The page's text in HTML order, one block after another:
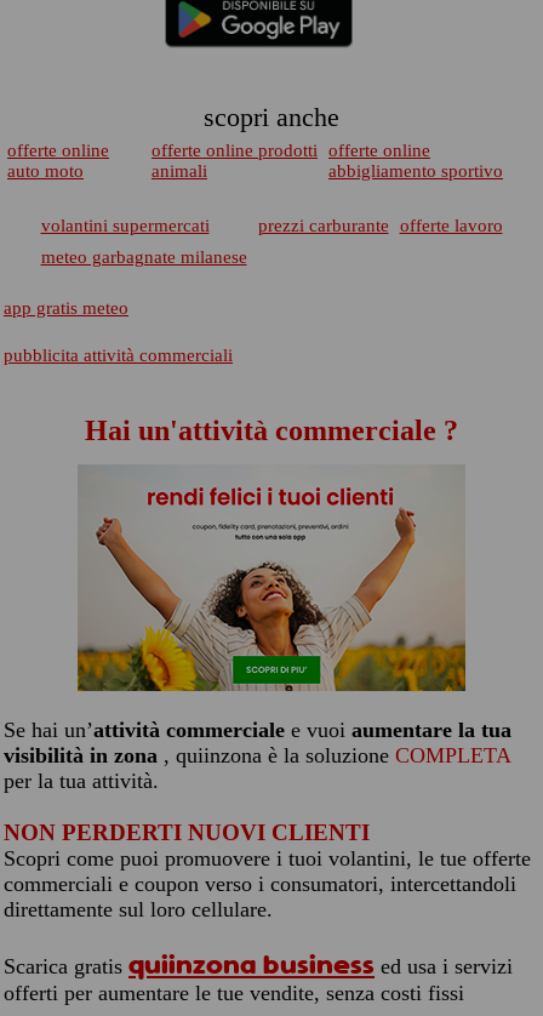
scopri anche
offerte online
auto moto
offerte online prodotti
animali
offerte online
abbigliamento sportivo
volantini supermercati prezzi carburante
offerte lavoro
meteo garbagnate milanese
app gratis meteo
pubblicita attività commerciali
Hai un'attività commerciale ?
Se hai un’attività commerciale e vuoi aumentare la tua
visibilità in zona , quiinzona è la soluzione COMPLETA
per la tua attività.
NON PERDERTI NUOVI CLIENTI
Scopri come puoi promuovere i tuoi volantini, le tue offerte
commerciali e coupon verso i consumatori, intercettandoli
direttamente sul loro cellulare.
Scarica gratis quiinzona business ed usa i servizi
offerti per aumentare le tue vendite, senza costi fissi